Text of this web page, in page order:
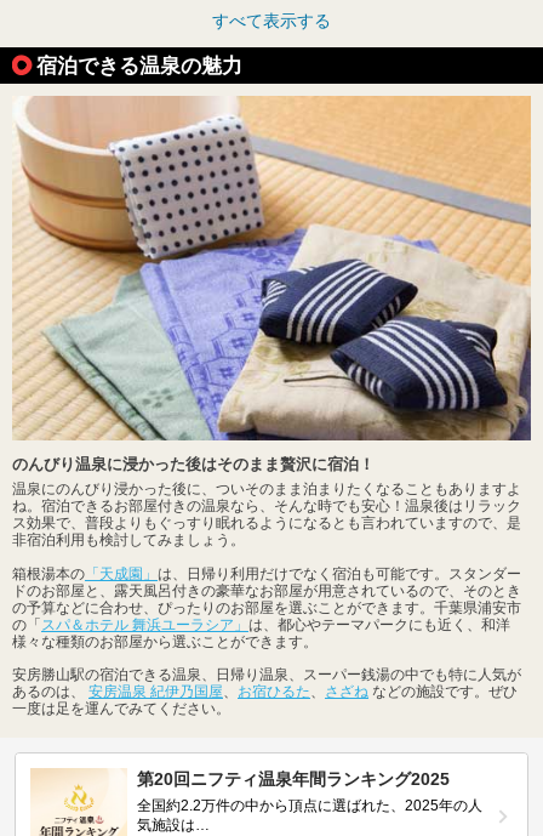
すべて表示する
宿泊できる温泉の魅力
のんびり温泉に浸かった後はそのまま贅沢に宿泊！
温泉にのんびり浸かった後に、ついそのまま泊まりたくなることもありますよ
ね。宿泊できるお部屋付きの温泉なら、そんな時でも安心！温泉後はリラック
ス効果で、普段よりもぐっすり眠れるようになるとも言われていますので、是
非宿泊利用も検討してみましょう。
箱根湯本の 「天成園」 は、日帰り利用だけでなく宿泊も可能です。スタンダー
ドのお部屋と、露天風呂付きの豪華なお部屋が用意されているので、そのとき
の予算などに合わせ、ぴったりのお部屋を選ぶことができます。千葉県浦安市
の「スパ＆ホテル 舞浜ユーラシア」 は、都心やテーマパークにも近く、和洋
様々な種類のお部屋から選ぶことができます。
安房勝山駅の宿泊できる温泉、日帰り温泉、スーパー銭湯の中でも特に人気が
あるのは、 安房温泉 紀伊乃国屋、 お宿ひるた、 さざね などの施設です。ぜひ
一度は足を運んでみてください。
第20回ニフティ温泉年間ランキング2025
全国約2.2万件の中から頂点に選ばれた、2025年の人
気施設は…